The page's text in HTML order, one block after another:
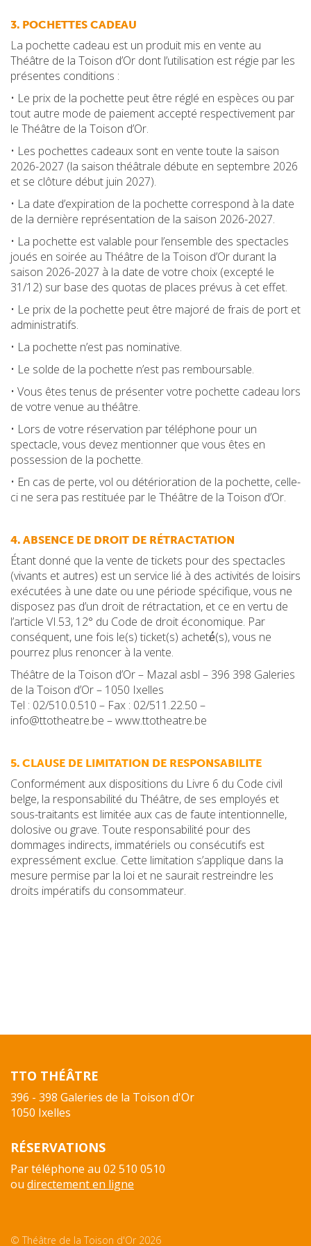
3. POCHETTES CADEAU
La pochette cadeau est un produit mis en vente au
Théâtre de la Toison d’Or dont l’utilisation est régie par les
présentes conditions :
• Le prix de la pochette peut être réglé en espèces ou par
tout autre mode de paiement accepté respectivement par
le Théâtre de la Toison d’Or.
• Les pochettes cadeaux sont en vente toute la saison
2026-2027 (la saison théâtrale débute en septembre 2026
et se clôture début juin 2027).
• La date d’expiration de la pochette correspond à la date
de la dernière représentation de la saison 2026-2027.
• La pochette est valable pour l’ensemble des spectacles
joués en soirée au Théâtre de la Toison d’Or durant la
saison 2026-2027 à la date de votre choix (excepté le
31/12) sur base des quotas de places prévus à cet effet.
• Le prix de la pochette peut être majoré de frais de port et
administratifs.
• La pochette n’est pas nominative.
• Le solde de la pochette n’est pas remboursable.
• Vous êtes tenus de présenter votre pochette cadeau lors
de votre venue au théâtre.
• Lors de votre réservation par téléphone pour un
spectacle, vous devez mentionner que vous êtes en
possession de la pochette.
• En cas de perte, vol ou détérioration de la pochette, celle-
ci ne sera pas restituée par le Théâtre de la Toison d’Or.
4. ABSENCE DE DROIT DE RÉTRACTATION
Étant donné que la vente de tickets pour des spectacles
(vivants et autres) est un service lié à des activités de loisirs
exécutées à une date ou une période spécifique, vous ne
disposez pas d’un droit de rétractation, et ce en vertu de
l’article VI.53, 12° du Code de droit économique. Par
conséquent, une fois le(s) ticket(s) acheté́(s), vous ne
pourrez plus renoncer à la vente.
Théâtre de la Toison d’Or – Mazal asbl – 396 398 Galeries
de la Toison d’Or – 1050 Ixelles
Tel : 02/510.0.510 – Fax : 02/511.22.50 –
info@ttotheatre.be – www.ttotheatre.be
5. CLAUSE DE LIMITATION DE RESPONSABILITE
Conformément aux dispositions du Livre 6 du Code civil
belge, la responsabilité du Théâtre, de ses employés et
sous-traitants est limitée aux cas de faute intentionnelle,
dolosive ou grave. Toute responsabilité pour des
dommages indirects, immatériels ou consécutifs est
expressément exclue. Cette limitation s’applique dans la
mesure permise par la loi et ne saurait restreindre les
droits impératifs du consommateur.
TTO THÉÂTRE
396 - 398 Galeries de la Toison d'Or
1050 Ixelles
RÉSERVATIONS
Par téléphone au 02 510 0510
ou directement en ligne
© Théâtre de la Toison d'Or 2026